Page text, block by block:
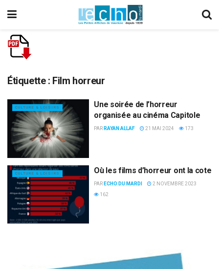
Étiquette : Film horreur
CULTURE & LOISIRS
Une soirée de l’horreur
organisée au cinéma Capitole
PAR RAYAN ALLAF 21 MAI 2024 173
CULTURE & LOISIRS Où les films d’horreur ont la cote
PAR ECHO DU MARDI
2 NOVEMBRE 2023
162